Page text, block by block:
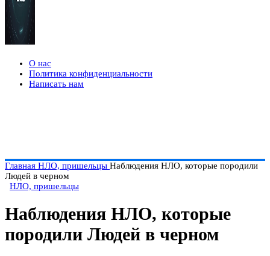
О нас
Политика конфиденциальности
Написать нам
Главная НЛО, пришельцы Наблюдения НЛО, которые породили
Людей в черном
НЛО, пришельцы
Наблюдения НЛО, которые
породили Людей в черном